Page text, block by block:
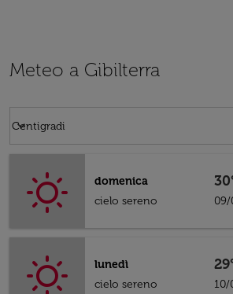
Meteo a Gibilterra
Centigradi
keyboard_arrow_down
domenica
cielo sereno
09/
lunedì
cielo sereno
10/